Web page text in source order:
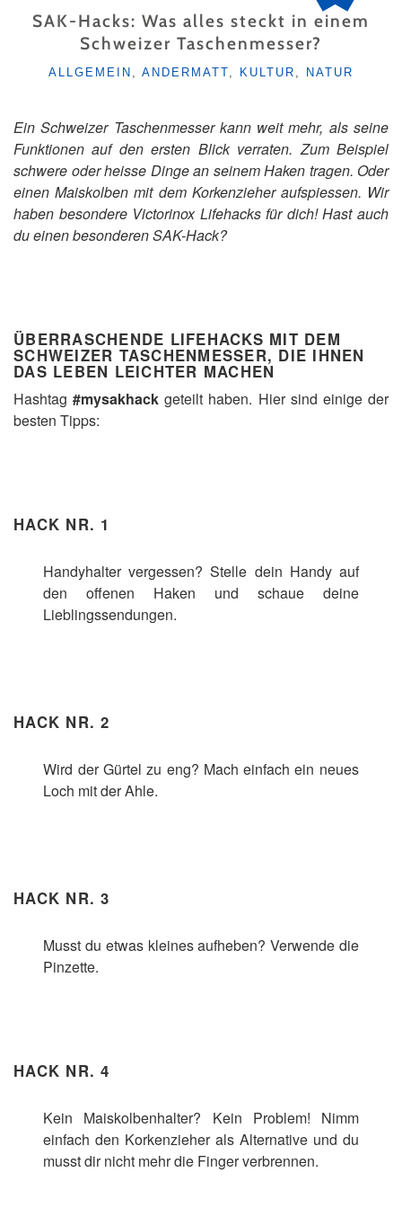
SAK-Hacks: Was alles steckt in einem
Schweizer Taschenmesser?
KATEGORIEN
ALLGEMEIN , ANDERMATT, KULTUR , NATUR
Ein Schweizer Taschenmesser kann weit mehr, als seine
Funktionen auf den ersten Blick verraten. Zum Beispiel
schwere oder heisse Dinge an seinem Haken tragen. Oder
einen Maiskolben mit dem Korkenzieher aufspiessen. Wir
haben besondere Victorinox Lifehacks für dich! Hast auch
du einen besonderen SAK-Hack?
ÜBERRASCHENDE LIFEHACKS MIT DEM
SCHWEIZER TASCHENMESSER, DIE IHNEN
DAS LEBEN LEICHTER MACHEN
Hashtag#mysakhack geteilt haben. Hier sind einige der
besten Tipps:
HACK NR. 1
Handyhalter vergessen? Stelle dein Handy auf
den offenen Haken und schaue deine
Lieblingssendungen.
HACK NR. 2
Wird der Gürtel zu eng? Mach einfach ein neues
Loch mit der Ahle.
HACK NR. 3
Musst du etwas kleines aufheben? Verwende die
Pinzette.
HACK NR. 4
Kein Maiskolbenhalter? Kein Problem! Nimm
einfach den Korkenzieher als Alternative und du
musst dir nicht mehr die Finger verbrennen.